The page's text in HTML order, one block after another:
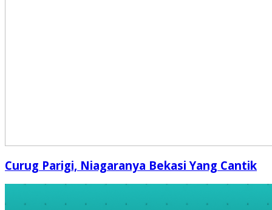
Curug Parigi, Niagaranya Bekasi Yang Cantik